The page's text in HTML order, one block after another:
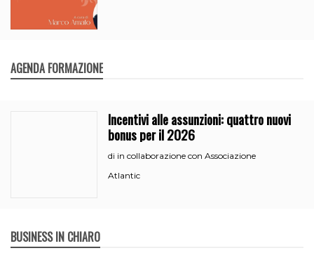
AGENDA FORMAZIONE
Incentivi alle assunzioni: quattro nuovi
bonus per il 2026
di in collaborazione con Associazione
Atlantic
BUSINESS IN CHIARO